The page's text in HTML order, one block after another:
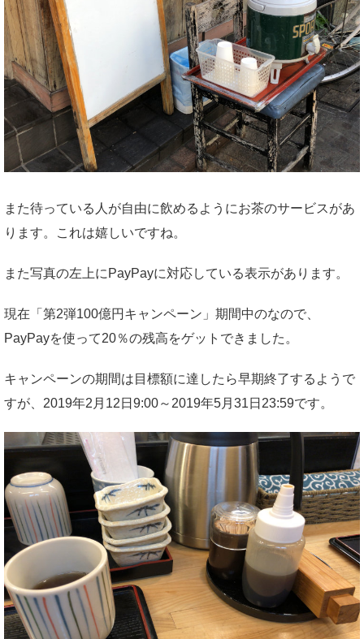
また待っている人が自由に飲めるようにお茶のサービスがあ
ります。これは嬉しいですね。
また写真の左上にPayPayに対応している表示があります。
現在「第2弾100億円キャンペーン」期間中のなので、
PayPayを使って20％の残高をゲットできました。
キャンペーンの期間は目標額に達したら早期終了するようで
すが、2019年2月12日9:00～2019年5月31日23:59です。